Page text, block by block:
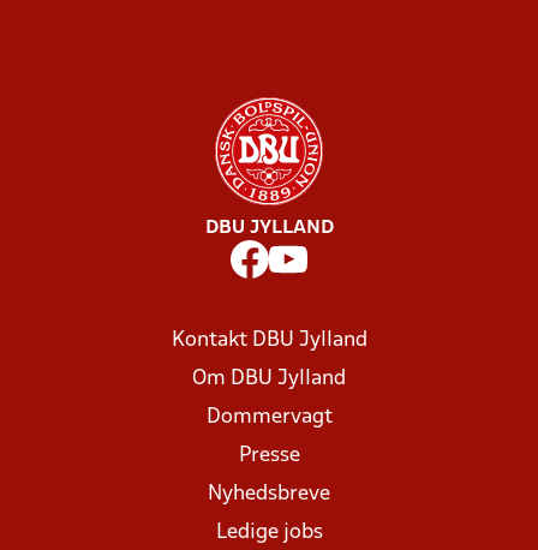
DBU JYLLAND
Kontakt DBU Jylland
Om DBU Jylland
Dommervagt
Presse
Nyhedsbreve
Ledige jobs